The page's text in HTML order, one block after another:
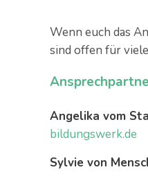
Wenn euch das
sind offen für
Angelika vom
bildungswerk.de
Sylvie von